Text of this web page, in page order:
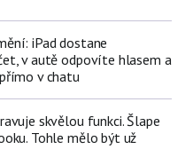
iPad dostane
v autě odpovíte hlasem a
v chatu
skvělou funkci. Šlape
Tohle mělo být už